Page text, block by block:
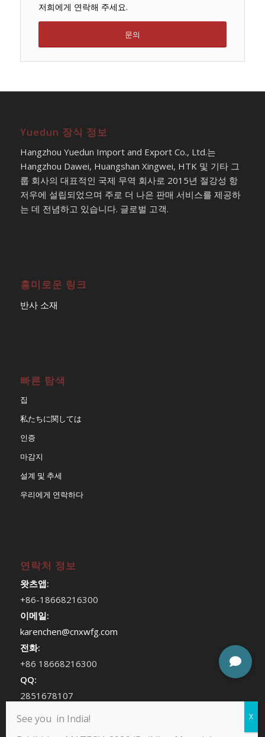
저희에게 연락해 주세요.
문의
Yuedun 장식 정보
Hangzhou Yuedun Import and Export Co., Ltd.는
Hangzhou Dawei, Huangshan Xingwei, HTK 및 기타 그
룹 회사의 대표적인 국제 무역 회사로 2015년 절강성 항
저우에 설립되었으며 주로 더 나은 판매 서비스를 제공하
는 데 전념하고 있습니다. 글로벌 고객.
흥미로운 링크
반사 소재
빠른 탐색
집
私たちに関しては
인증
마감지
설계 및 추세
우리에게 연락하다
연락처 정보
왓츠앱:
+86-18668216300
이메일:
karenchen@cnxwfg.com
전화:
+86 18668216300
QQ:
2851678107
chenhan409
See you in India!